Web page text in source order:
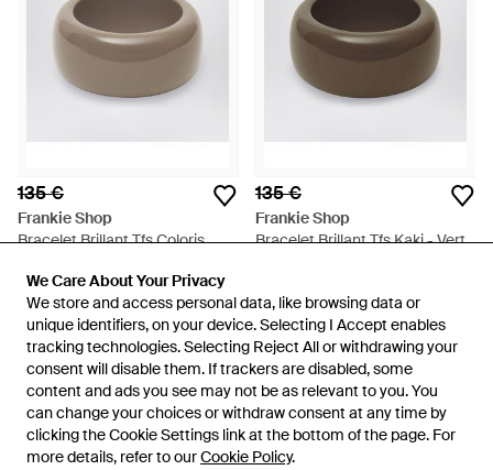
We Care About Your Privacy
We store and access personal data, like browsing data or
unique identifiers, on your device. Selecting I Accept enables
tracking technologies. Selecting Reject All or withdrawing your
consent will disable them. If trackers are disabled, some
content and ads you see may not be as relevant to you. You
can change your choices or withdraw consent at any time by
clicking the Cookie Settings link at the bottom of the page. For
more details, refer to ourCookie Policy.
We Care About Your Privacy
We store and access personal data, like browsing data or
unique identifiers, on your device. Selecting I Accept enables
tracking technologies. Selecting Reject All or withdrawing your
consent will disable them. If trackers are disabled, some
content and ads you see may not be as relevant to you. You
can change your choices or withdraw consent at any time by
clicking the Cookie Settings link at the bottom of the page. For
more details, refer to ourCookie Policy.
135 €
Frankie Shop
Bracelet Brillant Tfs Coloris
ÉPUISÉ
135 €
Frankie Shop
Bracelet Brillant Tfs Kaki - Vert
ÉPUISÉ